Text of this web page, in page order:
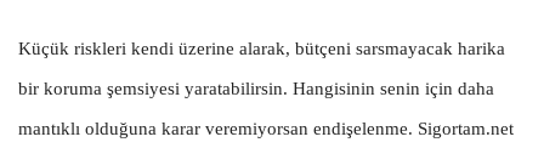
Küçük riskleri kendi üzerine alarak, bütçeni sarsmayacak harika
bir koruma şemsiyesi yaratabilirsin. Hangisinin senin için daha
mantıklı olduğuna karar veremiyorsan endişelenme. Sigortam.net